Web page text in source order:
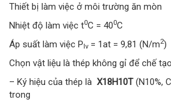
Thiết bị làm việc ở môi trường ăn mòn
Nhiệt độ làm việc t0C = 400C
Áp suất làm việc P lv = 1at = 9,81 (N/m2)
Chọn vật liệu là thép không gỉ để chế
– Ký hiệu của thép là X18H10T(N10%,
trong